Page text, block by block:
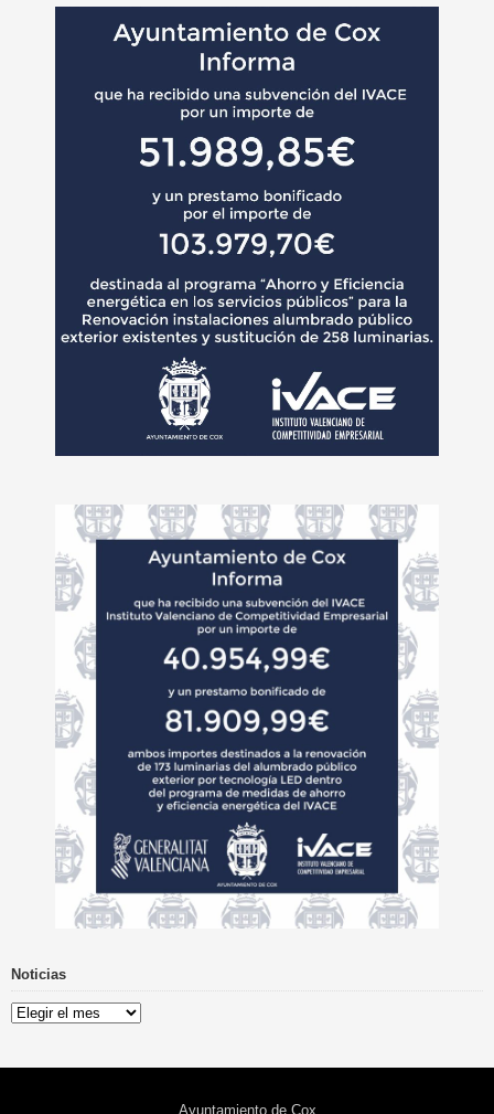
Noticias
Noticias
Ayuntamiento de Cox